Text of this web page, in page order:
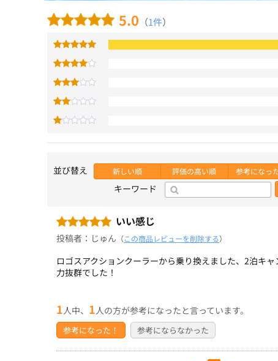
5.0 （1件）
並び替え 新しい順 評価の高い順 参考になっ
キーワード
いい感じ
投稿者：じゅん （この商品レビューを削除する）
ロゴスアクションクーラーから乗り換えました、2泊キ
力抜群でした！
1人中、 1人の方が参考になったと言っています。
参考になった！ 参考にならなかった